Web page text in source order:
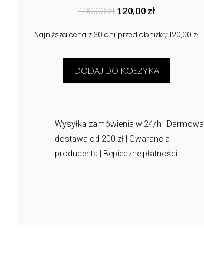
130,00zł Pierwotna
wynosiła:
120,00 złAktualna
wynosi:
Najniższa cena z 30 dni przed obniżką:120,00 zł
DODAJ DO KOSZYKA
Wysyłka zamówienia w 24/h | Darmowa
dostawa od 200 zł | Gwarancja
producenta | Bepieczne płatności